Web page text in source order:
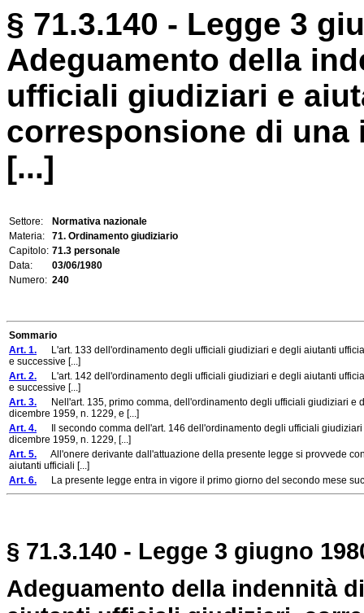
§ 71.3.140 - Legge 3
Adeguamento della
ufficiali giudiziari e
corresponsione di una
[...]
Settore:
Normativa nazionale
Materia:
71. Ordinamento giudiziario
Capitolo: 71.3 personale
Data:
03/06/1980
Numero: 240
Sommario
Art. 1. L'art. 133 dell'ordinamento degli ufficiali giudiziari e degli aiutanti
e successive [...]
Art. 2. L'art. 142 dell'ordinamento degli ufficiali giudiziari e degli aiutanti
e successive [...]
Art. 3. Nell'art. 135, primo comma, dell'ordinamento degli ufficiali giudiziari e
dicembre 1959, n. 1229, e [...]
Art. 4. Il secondo comma dell'art. 146 dell'ordinamento degli ufficiali
dicembre 1959, n. 1229, [...]
Art. 5. All'onere derivante dall'attuazione della presente legge si provvede
aiutanti ufficiali [...]
Art. 6. La presente legge entra in vigore il primo giorno del secondo mese
§ 71.3.140 - Legge 3 giugno
Adeguamento della indennità